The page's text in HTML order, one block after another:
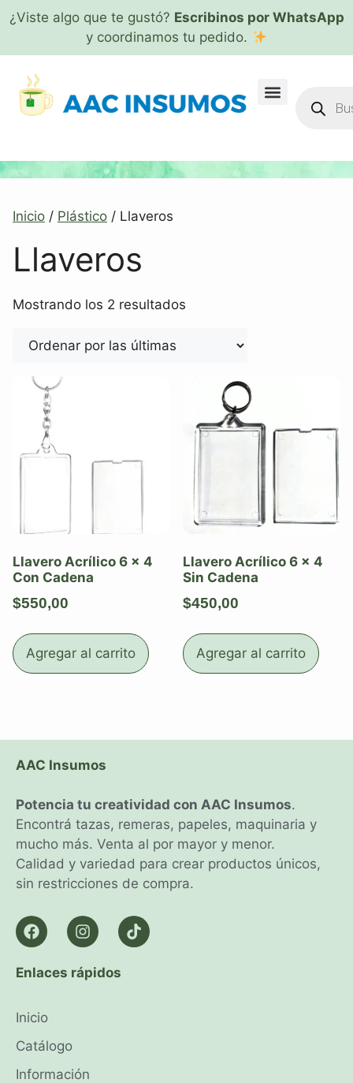
¿Viste algo que te gustó? Escribinos por WhatsApp
y coordinamos tu pedido.
Inicio / Plástico / Llaveros
Llaveros
Mostrando los 2 resultados
Llavero Acrílico 6 x 4
Con Cadena
$550,00
Agregar al carrito
Llavero Acrílico 6 x 4
Sin Cadena
$450,00
Agregar al carrito
AAC Insumos
Potencia tu creatividad con AAC Insumos.
Encontrá tazas, remeras, papeles, maquinaria y
mucho más. Venta al por mayor y menor.
Calidad y variedad para crear productos únicos,
sin restricciones de compra.
Enlaces rápidos
Inicio
Catálogo
Información